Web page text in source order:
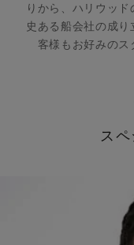
りから、ハリウッ
史ある船会社の成
客様もお好みのス
ス